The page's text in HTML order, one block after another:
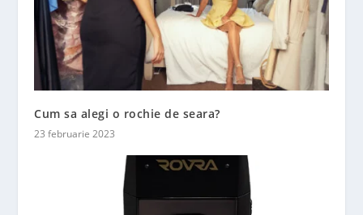
Cum sa alegi o rochie de seara?
23 februarie 2023